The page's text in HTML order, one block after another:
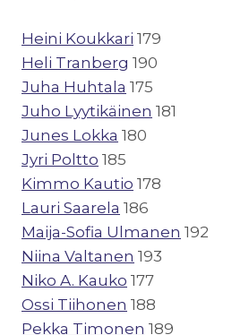
Heini Koukkari 179
Heli Tranberg 190
Juha Huhtala 175
Juho Lyytikäinen 181
Junes Lokka 180
Jyri Poltto 185
Kimmo Kautio 178
Lauri Saarela 186
Maija-Sofia Ulmanen 192
Niina Valtanen 193
Niko A. Kauko 177
Ossi Tiihonen 188
Pekka Timonen 189